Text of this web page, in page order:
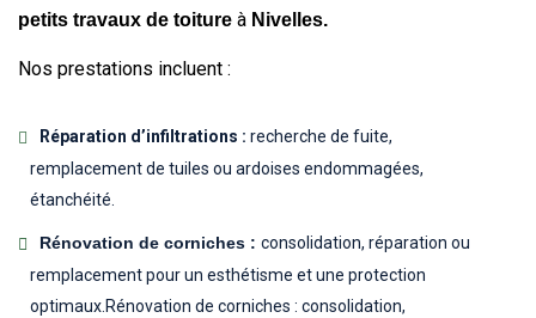
petits travaux de toiture à Nivelles.
Nos prestations incluent :
Réparation d’infiltrations : recherche de fuite,
remplacement de tuiles ou ardoises endommagées,
étanchéité.
Rénovation de corniches : consolidation, réparation ou
remplacement pour un esthétisme et une protection
optimaux.Rénovation de corniches : consolidation,